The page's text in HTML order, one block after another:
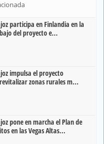
participa en Finlandia en la
del proyecto e...
impulsa el proyecto
zonas rurales m...
pone en marcha el Plan de
en las Vegas Altas...